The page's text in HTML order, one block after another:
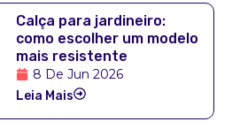
Calça para jardineiro:
como escolher um modelo
mais resistente
8 De Jun 2026
Leia Mais